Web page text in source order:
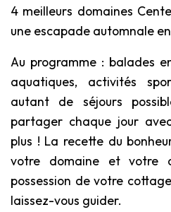
4 meilleurs domaines
une escapade automnale
Au programme : balades
aquatiques, activités
autant de séjours
partager chaque jour
plus ! La recette du
votre domaine et votre
possession de votre
laissez-vous guider.